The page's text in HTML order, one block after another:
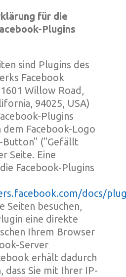
für die
Plugins
sind Plugins des
Facebook
Willow Road,
94025, USA)
Plugins
dem Facebook-Logo
Button" ("Gefällt
Seite. Eine
Facebook-Plugins
docs/
Seiten besuchen,
eine direkte
Ihrem Browser
Server
erhält dadurch
dass Sie mit Ihrer IP-